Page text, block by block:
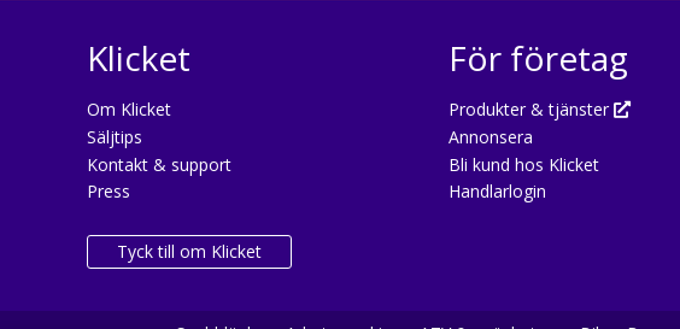
Klicket
Om Klicket
Säljtips
Kontakt & support
Press
Tyck till om Klicket
För företag
Produkter & tjänster
Annonsera
Bli kund hos Klicket
Handlarlogin